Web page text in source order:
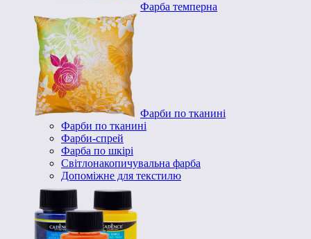
Фарба темперна
Фарби по тканині
Фарби по тканині
Фарби-спрей
Фарба по шкірі
Світлонакопичувальна фарба
Допоміжне для текстилю